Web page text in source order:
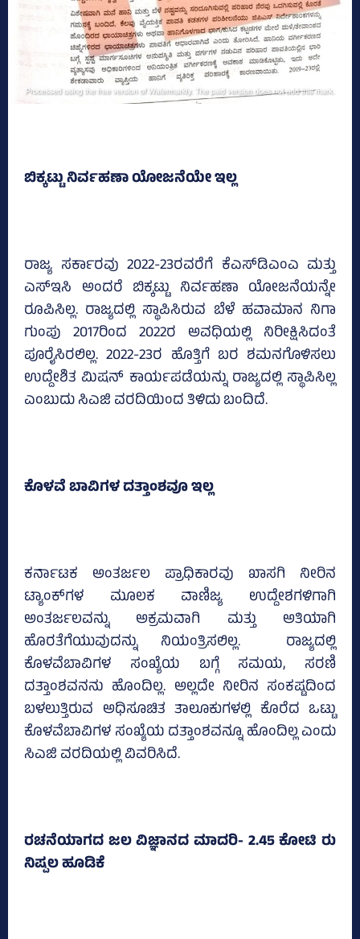
ಬಿಕ್ಕಟ್ಟು ನಿರ್ವಹಣಾ ಯೋಜನೆಯೇ ಇಲ್ಲ
ರಾಜ್ಯ ಸರ್ಕಾರವು 2022-23ರವರೆಗೆ ಕೆಎಸ್‌ಡಿಎಂಎ ಮತ್ತು
ಎಸ್‌ಇಸಿ ಅಂದರೆ ಬಿಕ್ಕಟ್ಟು ನಿರ್ವಹಣಾ ಯೋಜನೆಯನ್ನೇ
ರೂಪಿಸಿಲ್ಲ. ರಾಜ್ಯದಲ್ಲಿ ಸ್ಥಾಪಿಸಿರುವ ಬೆಳೆ ಹವಾಮಾನ ನಿಗಾ
ಗುಂಪು 2017ರಿಂದ 2022ರ ಅವಧಿಯಲ್ಲಿ ನಿರೀಕ್ಷಿಸಿದಂತೆ
ಪೂರೈಸಿರಲಿಲ್ಲ. 2022-23ರ ಹೊತ್ತಿಗೆ ಬರ ಶಮನಗೊಳಿಸಲು
ಉದ್ದೇಶಿತ ಮಿಷನ್‌ ಕಾರ್ಯಪಡೆಯನ್ನು ರಾಜ್ಯದಲ್ಲಿ ಸ್ಥಾಪಿಸಿಲ್ಲ
ಎಂಬುದು ಸಿಎಜಿ ವರದಿಯಿಂದ ತಿಳಿದು ಬಂದಿದೆ.
ಕೊಳವೆ ಬಾವಿಗಳ ದತ್ತಾಂಶವೂ ಇಲ್ಲ
ಕರ್ನಾಟಕ ಅಂತರ್ಜಲ ಪ್ರಾಧಿಕಾರವು ಖಾಸಗಿ ನೀರಿನ
ಟ್ಯಾಂಕ್‌ಗಳ ಮೂಲಕ ವಾಣಿಜ್ಯ ಉದ್ದೇಶಗಳಿಗಾಗಿ
ಅಂತರ್ಜಲವನ್ನು ಅಕ್ರಮವಾಗಿ ಮತ್ತು ಅತಿಯಾಗಿ
ಹೊರತೆಗೆಯುವುದನ್ನು ನಿಯಂತ್ರಿಸಲಿಲ್ಲ. ರಾಜ್ಯದಲ್ಲಿ
ಕೊಳವೆಬಾವಿಗಳ ಸಂಖ್ಯೆಯ ಬಗ್ಗೆ ಸಮಯ, ಸರಣಿ
ದತ್ತಾಂಶವನನು ಹೊಂದಿಲ್ಲ. ಅಲ್ಲದೇ ನೀರಿನ ಸಂಕಷ್ಟದಿಂದ
ಬಳಲುತ್ತಿರುವ ಅಧಿಸೂಚಿತ ತಾಲೂಕುಗಳಲ್ಲಿ ಕೊರೆದ ಒಟ್ಟು
ಕೊಳವೆಬಾವಿಗಳ ಸಂಖ್ಯೆಯ ದತ್ತಾಂಶವನ್ನೂ ಹೊಂದಿಲ್ಲ ಎಂದು
ಸಿಎಜಿ ವರದಿಯಲ್ಲಿ ವಿವರಿಸಿದೆ.
ರಚನೆಯಾಗದ ಜಲ ವಿಜ್ಞಾನದ ಮಾದರಿ- 2.45 ಕೋಟಿ ರು
ನಿಷ್ಪಲ ಹೂಡಿಕೆ